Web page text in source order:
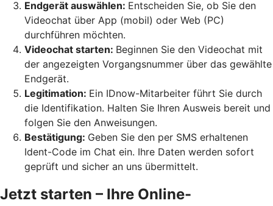
Endgerät auswählen: Entscheiden Sie, ob Sie den
Videochat über App (mobil) oder Web (PC)
durchführen möchten.
Videochat starten: Beginnen Sie den Videochat mit
der angezeigten Vorgangsnummer über das gewählte
Endgerät.
Legitimation: Ein IDnow-Mitarbeiter führt Sie durch
die Identifikation. Halten Sie Ihren Ausweis bereit und
folgen Sie den Anweisungen.
Bestätigung: Geben Sie den per SMS erhaltenen
Ident-Code im Chat ein. Ihre Daten werden sofort
geprüft und sicher an uns übermittelt.
Jetzt starten – Ihre Online-